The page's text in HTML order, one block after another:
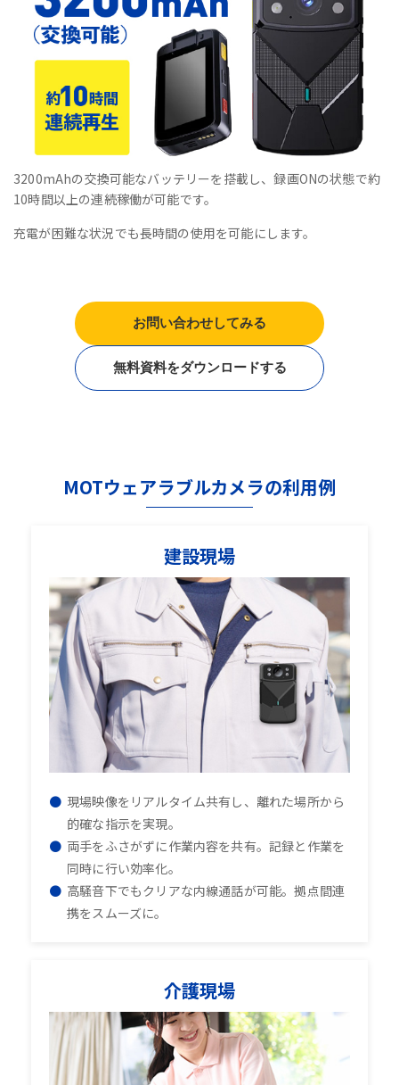
3200mAhの交換可能なバッテリーを搭載し、録画ONの状態で約
10時間以上の連続稼働が可能です。
充電が困難な状況でも長時間の使用を可能にします。
お問い合わせしてみる
無料資料をダウンロードする
MOTウェアラブルカメラの利用例
建設現場
現場映像をリアルタイム共有し、離れた場所から
的確な指示を実現。
両手をふさがずに作業内容を共有。記録と作業を
同時に行い効率化。
高騒音下でもクリアな内線通話が可能。拠点間連
携をスムーズに。
介護現場